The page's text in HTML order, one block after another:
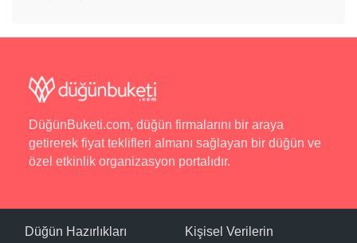
DüğünBuketi.com, düğün firmalarını bir araya
getirerek fiyat teklifleri almanı sağlayan bir düğün ve
özel etkinlik organizasyon portalıdır.
Düğün Hazırlıkları
Kişisel Verilerin